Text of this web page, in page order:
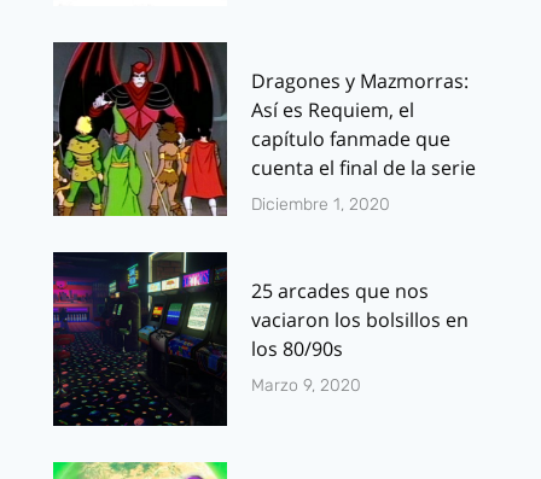
Dragones y Mazmorras:
Así es Requiem, el
capítulo fanmade que
cuenta el final de la serie
Diciembre 1, 2020
25 arcades que nos
vaciaron los bolsillos en
los 80/90s
Marzo 9, 2020